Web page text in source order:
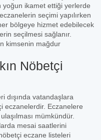
yoğun ikamet ettiği yerlerde
seçimi yapılırken
bölgeye hizmet edebilecek
seçilmesi sağlanır.
kimsenin mağdur
Nöbetçi
dışında vatandaşlara
eczanelerdir. Eczanelere
mümkündür.
mesai saatlerini
eczane listeleri